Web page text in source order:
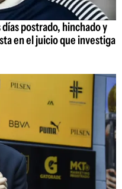
postrado, hinchado y
en el juicio que investiga